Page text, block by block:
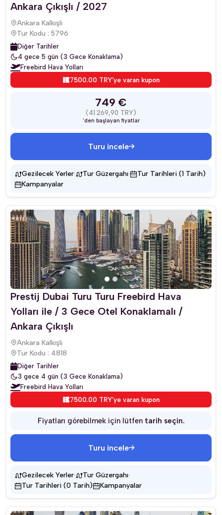
Ankara Çıkışlı / 2027
Ankara Kalkışlı
Tur Kodu : 5796
Diğer Tarihler
4 gece 5 gün (3 Gece Konaklama)
Freebird Hava Yolları
7500.00 TRY'ye varan kupon
749 €
(41.269,90 TRY)
'den başlayan fiyatlar
Turu incele
Gezilecek Yerler· Tur Güzergahı·
Tur Tarihleri (1 Tarih)
Kampanyalar
Prestij Dubai Turu Turu Freebird Hava
Yolları ile / 3 Gece Otel Konaklamalı /
Ankara Çıkışlı
Ankara Kalkışlı
Tur Kodu : 4818
Diğer Tarihler
3 gece 4 gün (3 Gece Konaklama)
Freebird Hava Yolları
7500.00 TRY'ye varan kupon
Fiyatları görebilmek için lütfen tarih seçin.
Turu incele
Gezilecek Yerler· Tur Güzergahı·
Tur Tarihleri (0 Tarih) Kampanyalar